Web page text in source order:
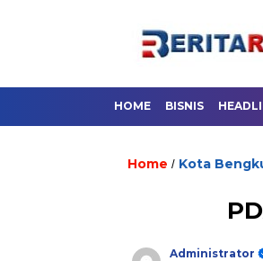
HOME BISNIS
Home / Kota
Administrator